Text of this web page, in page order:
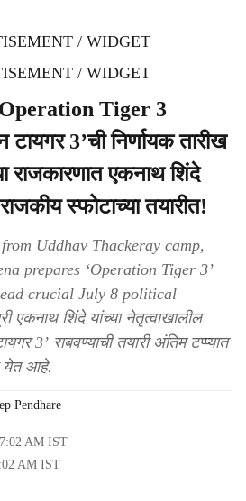
/ WIDGET
/ WIDGET
Tiger 3
3’ची निर्णायक तारीख
राजकारणात एकनाथ शिंदे
स्फोटाच्या तयारीत!
Uddhav Thackeray camp,
prepares ‘Operation Tiger 3’
crucial July 8 political
एकनाथ शिंदे यांच्या नेतृत्वाखालील
3’ राबवण्याची तयारी अंतिम टप्प्यात
येत आहे.
Pendhare
AM IST
AM IST